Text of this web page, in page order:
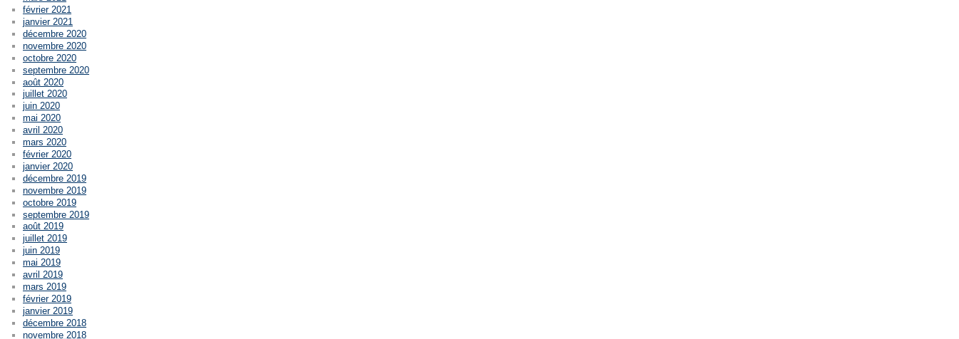
février 2021
janvier 2021
décembre 2020
novembre 2020
octobre 2020
septembre 2020
août 2020
juillet 2020
juin 2020
mai 2020
avril 2020
mars 2020
février 2020
janvier 2020
décembre 2019
novembre 2019
octobre 2019
septembre 2019
août 2019
juillet 2019
juin 2019
mai 2019
avril 2019
mars 2019
février 2019
janvier 2019
décembre 2018
novembre 2018